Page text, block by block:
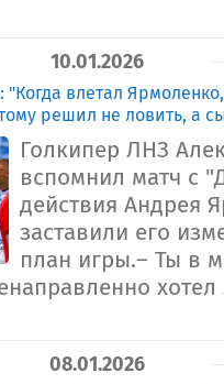
10.01.2026
влетал
решил не ловить, а
Голкипер ЛНЗ
вспомнил матч с
действия Андрея
заставили его
план игры.– Ты в
08.01.2026